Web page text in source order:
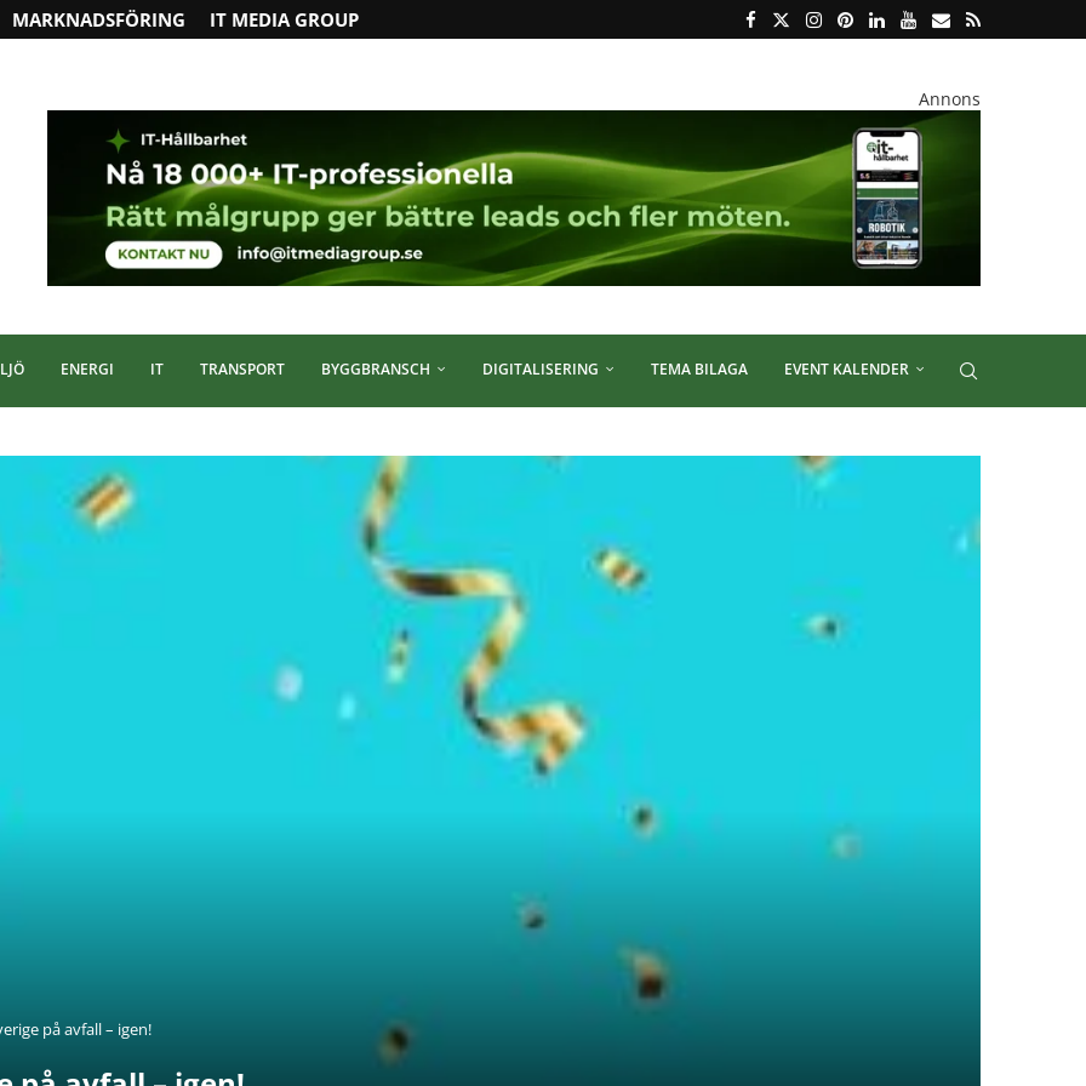
MARKNADSFÖRING IT MEDIA GROUP
Annons
ENERGI IT TRANSPORT BYGGBRANSCH DIGITALISERING TEMA BILAGA EVENT KALENDER
på avfall – igen!